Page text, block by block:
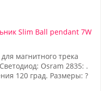
Slim Ball pendant 7W
магнитного трека
Osram 2835: .
120 град. Размеры: ?